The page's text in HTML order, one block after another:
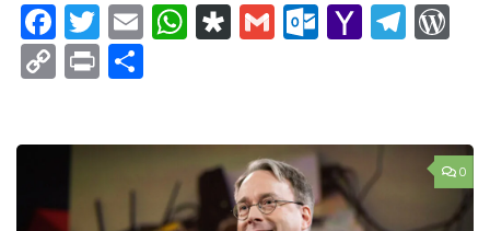
Facebook
Twitter
EmailWhatsApp
Diaspora
Gmail Yahoo
CopyPrint
0